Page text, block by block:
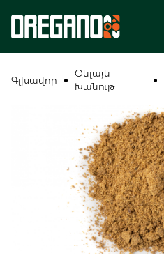
Գլխավոր
Օնլայն
Խանութ